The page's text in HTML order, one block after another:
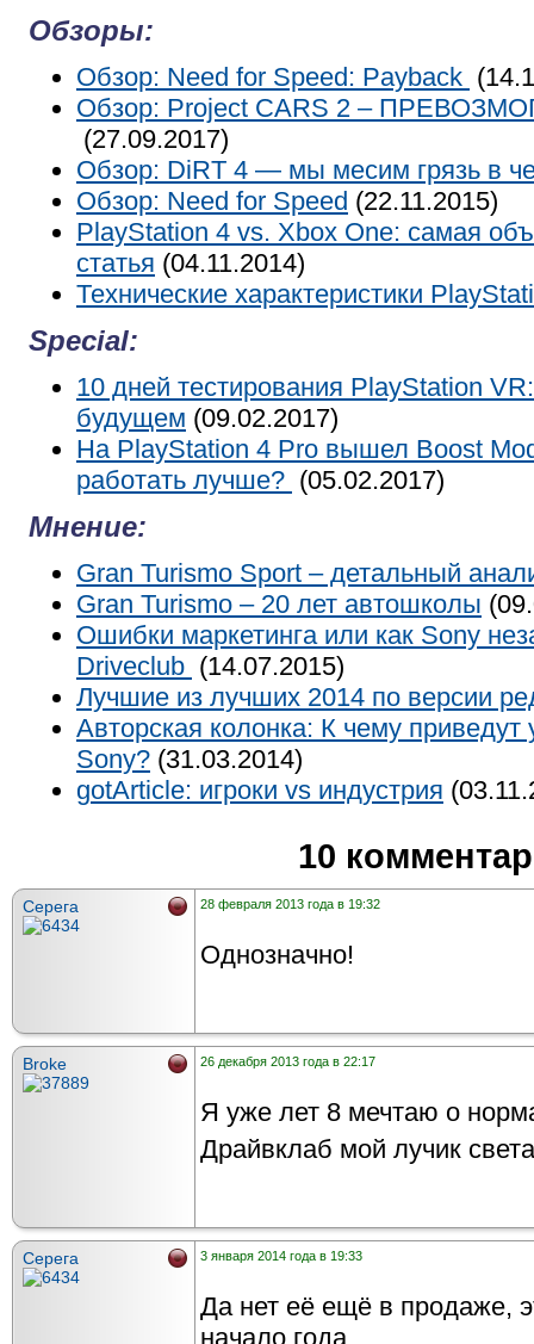
Обзоры:
Обзор: Need for Speed: Payback
Обзор: Project CARS 2 –
(27.09.2017)
Обзор: DiRT 4 — мы месим грязь в
Обзор: Need for Speed (22.11.2015)
PlayStation 4 vs. Xbox One: самая
статья (04.11.2014)
Технические характеристики
Special:
10 дней тестирования PlayStation
будущем (09.02.2017)
На PlayStation 4 Pro вышел Boost
работать лучше? (05.02.2017)
Мнение:
Gran Turismo Sport – детальный
Gran Turismo – 20 лет автошколы
Ошибки маркетинга или как Sony
Driveclub (14.07.2015)
Лучшие из лучших 2014 по версии
Авторская колонка: К чему приведут
Sony? (31.03.2014)
gotArticle: игроки vs индустрия
10
Серега 28 февраля 2013 года в 19:32
Однозначно!
Broke 26 декабря 2013 года в 22:17
Я уже лет 8 мечтаю о
Драйвклаб мой лучик света
Серега 3 января 2014 года в 19:33
Да нет её ещё в продаже,
начало года